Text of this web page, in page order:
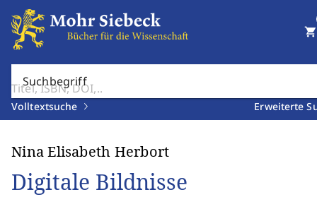
Suchbegriff
Volltextsuche Erweiterte
shopping_cart
Nina Elisabeth Herbort
Digitale Bildnisse